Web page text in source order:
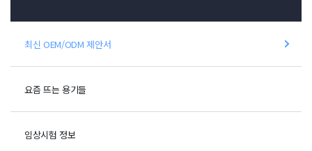
최신 OEM/ODM 제안서
요즘 뜨는 용기들
임상시험 정보